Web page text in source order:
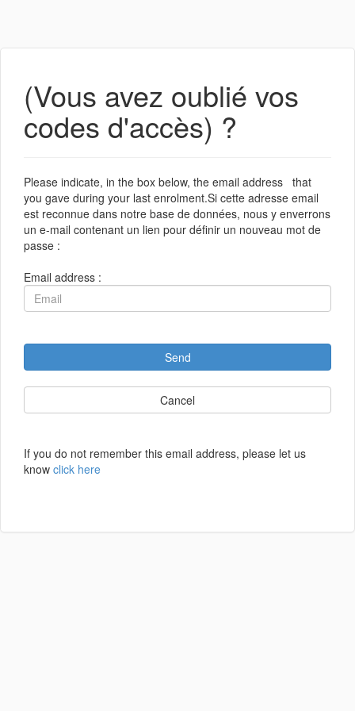
(Vous avez oublié vos
codes d'accès) ?
Please indicate, in the box below, the email address that
you gave during your last enrolment.Si cette adresse email
est reconnue dans notre base de données, nous y enverrons
un e-mail contenant un lien pour définir un nouveau mot de
passe :
Email address :
Send
Cancel
If you do not remember this email address, please let us
know click here